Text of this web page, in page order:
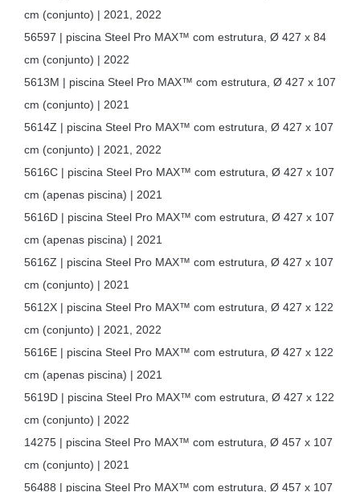
cm (conjunto) | 2021, 2022
56597 | piscina Steel Pro MAX™ com estrutura, Ø 427 x 84
cm (conjunto) | 2022
5613M | piscina Steel Pro MAX™ com estrutura, Ø 427 x 107
cm (conjunto) | 2021
5614Z | piscina Steel Pro MAX™ com estrutura, Ø 427 x 107
cm (conjunto) | 2021, 2022
5616C | piscina Steel Pro MAX™ com estrutura, Ø 427 x 107
cm (apenas piscina) | 2021
5616D | piscina Steel Pro MAX™ com estrutura, Ø 427 x 107
cm (apenas piscina) | 2021
5616Z | piscina Steel Pro MAX™ com estrutura, Ø 427 x 107
cm (conjunto) | 2021
5612X | piscina Steel Pro MAX™ com estrutura, Ø 427 x 122
cm (conjunto) | 2021, 2022
5616E | piscina Steel Pro MAX™ com estrutura, Ø 427 x 122
cm (apenas piscina) | 2021
5619D | piscina Steel Pro MAX™ com estrutura, Ø 427 x 122
cm (conjunto) | 2022
14275 | piscina Steel Pro MAX™ com estrutura, Ø 457 x 107
cm (conjunto) | 2021
56488 | piscina Steel Pro MAX™ com estrutura, Ø 457 x 107